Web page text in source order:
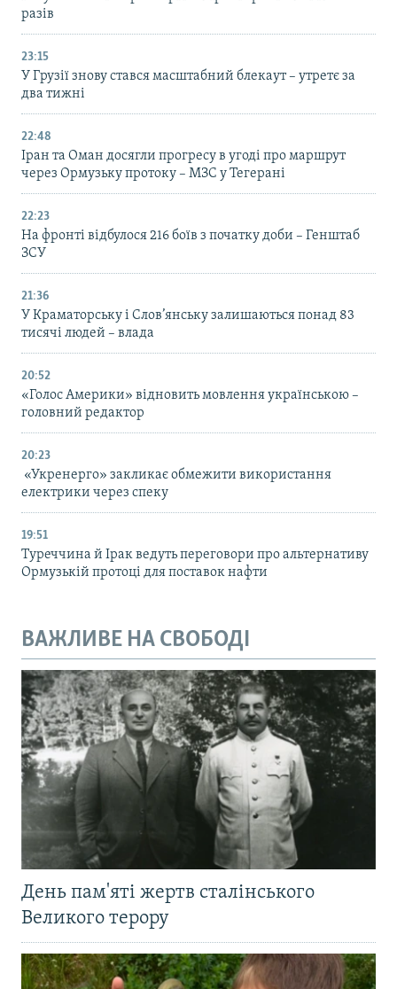
разів
23:15
У Грузії знову стався масштабний блекаут – утретє за
два тижні
22:48
Іран та Оман досягли прогресу в угоді про маршрут
через Ормузьку протоку – МЗС у Тегерані
22:23
На фронті відбулося 216 боїв з початку доби – Генштаб
ЗСУ
21:36
У Краматорську і Слов’янську залишаються понад 83
тисячі людей – влада
20:52
«Голос Америки» відновить мовлення українською –
головний редактор
20:23
«Укренерго» закликає обмежити використання
електрики через спеку
19:51
Туреччина й Ірак ведуть переговори про альтернативу
Ормузькій протоці для поставок нафти
ВАЖЛИВЕ НА СВОБОДІ
День пам'яті жертв сталінського
Великого терору